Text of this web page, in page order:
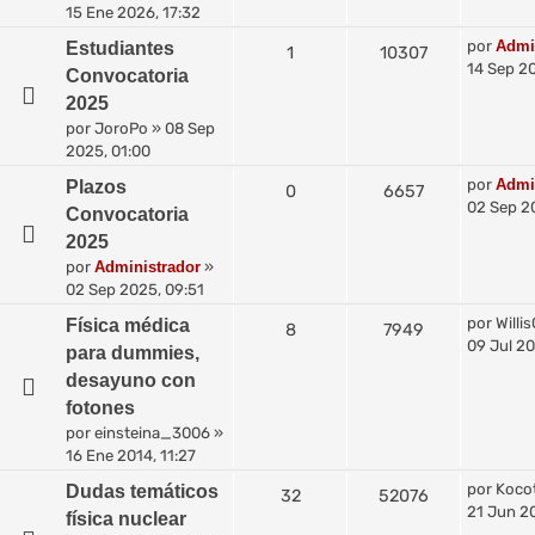
15 Ene 2026, 17:32
Estudiantes
Convocatoria
2025
por JoroPo » 08 Sep
2025, 01:00
1 10307 por
14 Sep
Plazos
Convocatoria
2025
por Administrador »
02 Sep 2025, 09:51
0 6657 por
02 Sep
Física médica
para dummies,
desayuno con
fotones
por einsteina_3006 »
16 Ene 2014, 11:27
8 7949 por
09 Jul
Dudas temáticos
física nuclear
32 52076 por
21 Jun